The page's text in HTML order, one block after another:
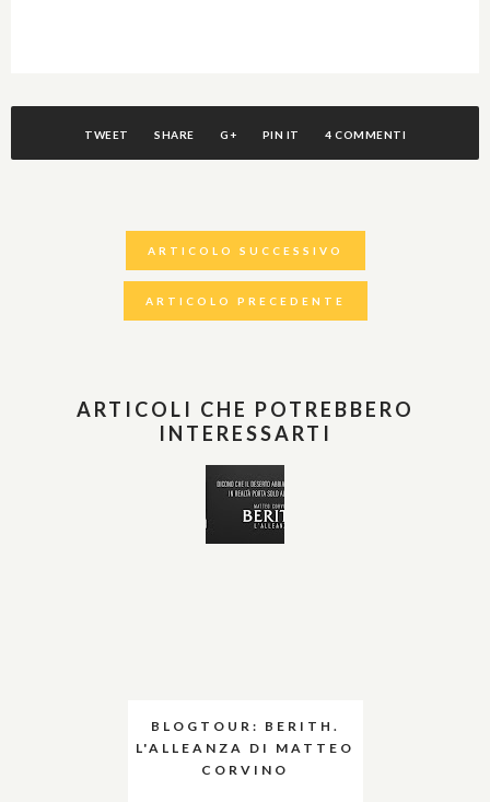
TWEET SHARE G+ PIN IT 4 COMMENTI
ARTICOLO SUCCESSIVO
ARTICOLO PRECEDENTE
ARTICOLI CHE POTREBBERO
INTERESSARTI
BLOGTOUR: BERITH.
L'ALLEANZA DI MATTEO
CORVINO